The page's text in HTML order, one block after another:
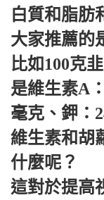
白質和脂肪
大家推薦的
比如100克
是維生素A
毫克、鉀：
維生素和胡
什麼呢？
這對於提高